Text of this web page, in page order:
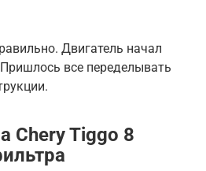
Двигатель начал
все переделывать
Chery Tiggo 8